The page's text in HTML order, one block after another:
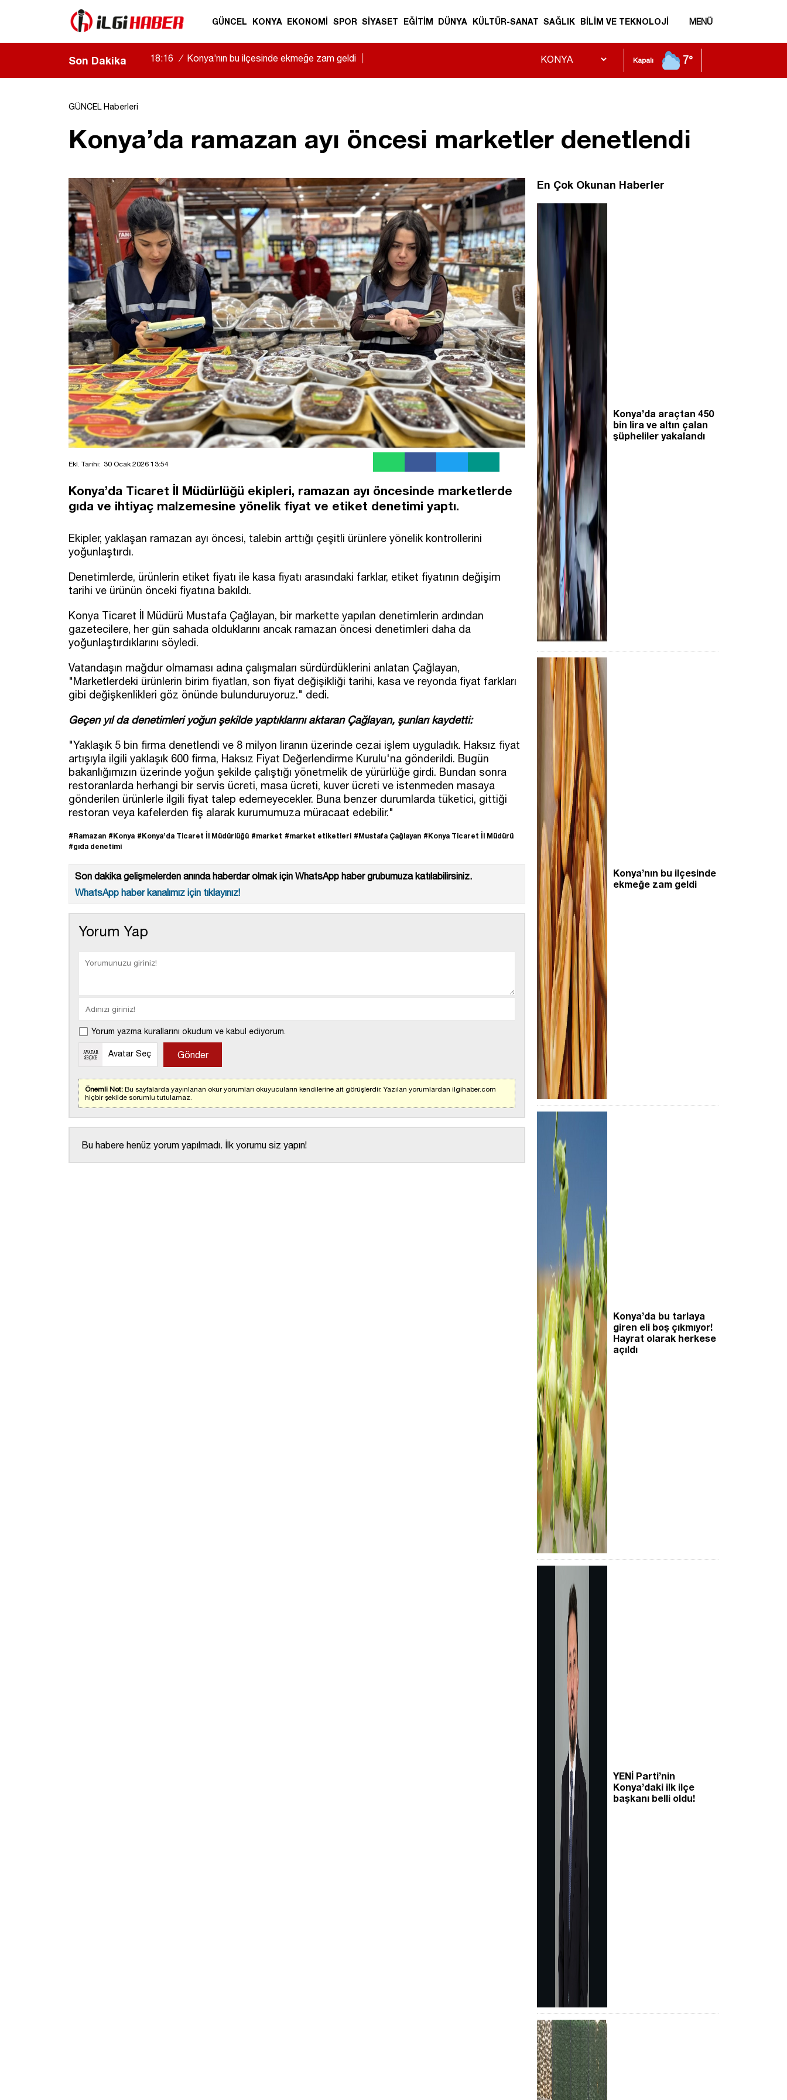
GÜNCEL KONYA EKONOMİ SPOR SİYASET EĞİTİM DÜNYA KÜLTÜR-SANAT SAĞLIK BİLİM VE TEKNOLOJİ MENÜ
Son Dakika 18:16 / Konya’nın bu ilçesinde ekmeğe zam geldi Kapalı 7°
GÜNCEL Haberleri
Konya’da ramazan ayı öncesi marketler denetlendi
Ekl. Tarihi: 30 Ocak 2026 13:54
Konya’da Ticaret İl Müdürlüğü ekipleri, ramazan ayı öncesinde marketlerde
gıda ve ihtiyaç malzemesine yönelik fiyat ve etiket denetimi yaptı.
Ekipler, yaklaşan ramazan ayı öncesi, talebin arttığı çeşitli ürünlere yönelik kontrollerini
yoğunlaştırdı.
Denetimlerde, ürünlerin etiket fiyatı ile kasa fiyatı arasındaki farklar, etiket fiyatının değişim
tarihi ve ürünün önceki fiyatına bakıldı.
Konya Ticaret İl Müdürü Mustafa Çağlayan, bir markette yapılan denetimlerin ardından
gazetecilere, her gün sahada olduklarını ancak ramazan öncesi denetimleri daha da
yoğunlaştırdıklarını söyledi.
Vatandaşın mağdur olmaması adına çalışmaları sürdürdüklerini anlatan Çağlayan,
"Marketlerdeki ürünlerin birim fiyatları, son fiyat değişikliği tarihi, kasa ve reyonda fiyat farkları
gibi değişkenlikleri göz önünde bulunduruyoruz." dedi.
Geçen yıl da denetimleri yoğun şekilde yaptıklarını aktaran Çağlayan, şunları kaydetti:
"Yaklaşık 5 bin firma denetlendi ve 8 milyon liranın üzerinde cezai işlem uyguladık. Haksız fiyat
artışıyla ilgili yaklaşık 600 firma, Haksız Fiyat Değerlendirme Kurulu'na gönderildi. Bugün
bakanlığımızın üzerinde yoğun şekilde çalıştığı yönetmelik de yürürlüğe girdi. Bundan sonra
restoranlarda herhangi bir servis ücreti, masa ücreti, kuver ücreti ve istenmeden masaya
gönderilen ürünlerle ilgili fiyat talep edemeyecekler. Buna benzer durumlarda tüketici, gittiği
restoran veya kafelerden fiş alarak kurumumuza müracaat edebilir."
#Ramazan #Konya #Konya’da Ticaret İl Müdürlüğü #market #market etiketleri #Mustafa Çağlayan #Konya Ticaret İl Müdürü
#gıda denetimi
Son dakika gelişmelerden anında haberdar olmak için WhatsApp haber grubumuza katılabilirsiniz.
WhatsApp haber kanalımız için tıklayınız!
Yorum Yap
Yorum yazma kurallarını okudum ve kabul ediyorum.
Avatar Seç
Önemli Not: Bu sayfalarda yayınlanan okur yorumları okuyucuların kendilerine ait görüşlerdir. Yazılan yorumlardan ilgihaber.com
hiçbir şekilde sorumlu tutulamaz.
Bu habere henüz yorum yapılmadı. İlk yorumu siz yapın!
En Çok Okunan Haberler
Konya’da araçtan 450
bin lira ve altın çalan
şüpheliler yakalandı
Konya’nın bu ilçesinde
ekmeğe zam geldi
Konya’da bu tarlaya
giren eli boş çıkmıyor!
Hayrat olarak herkese
açıldı
YENİ Parti’nin
Konya’daki ilk ilçe
başkanı belli oldu!